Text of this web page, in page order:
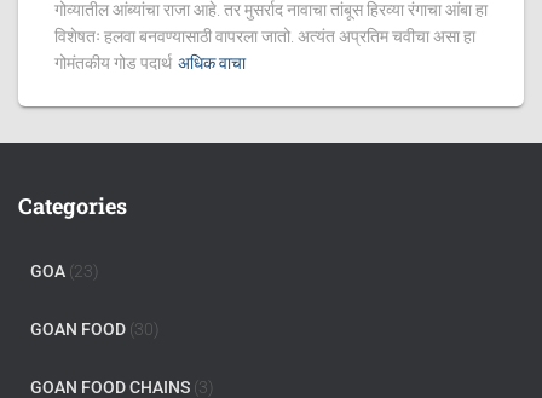
गोव्यातील आंब्यांचा राजा आहे. तर मुसर्राद नावाचा तांबूस हिरव्या रंगाचा आंबा हा
विशेषतः हलवा बनवण्यासाठी वापरला जातो. अत्यंत अप्रतिम चवीचा असा हा
गोमंतकीय गोड पदार्थ अधिक वाचा
Categories
GOA (23)
GOAN FOOD (30)
GOAN FOOD CHAINS (3)